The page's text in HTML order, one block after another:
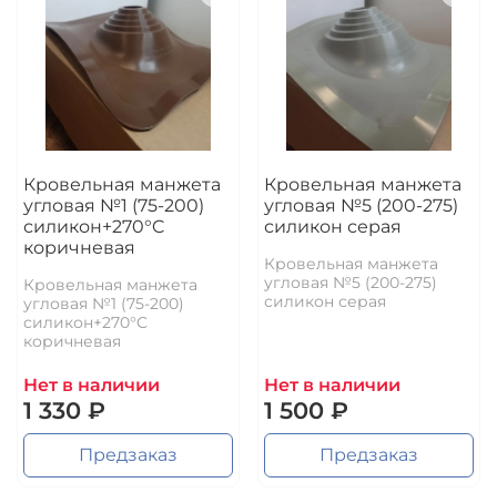
Кровельная манжета
угловая №1 (75-200)
силикон+270°C
коричневая
Кровельная манжета
угловая №1 (75-200)
силикон+270°C
коричневая
Нет в наличии
1 330 ₽
Предзаказ
Кровельная манжета
угловая №5 (200-275)
силикон серая
Кровельная манжета
угловая №5 (200-275)
силикон серая
Нет в наличии
1 500 ₽
Предзаказ